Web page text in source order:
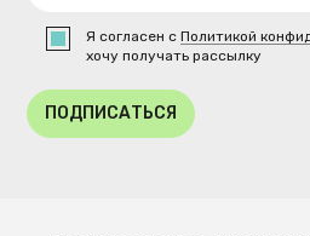
Я согласен сПолитикой
хочу получать рассылку
ПОДПИСАТЬСЯ